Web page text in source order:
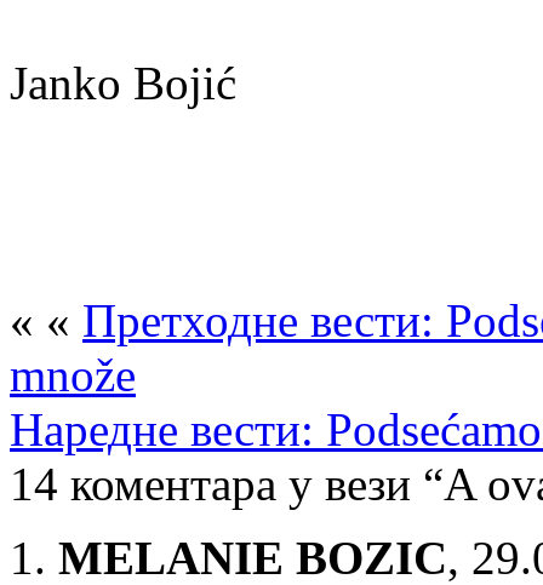
Janko Bojić
« « Претходне вести:
množe
Наредне вести:
14 коментара у вези “A
MELANIE BOZIC,